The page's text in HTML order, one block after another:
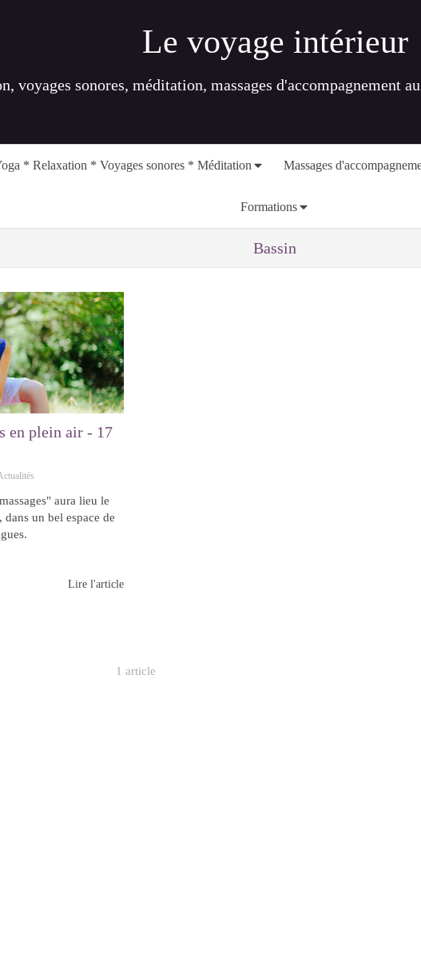
Le voyage intérieur
voyages sonores, méditation, massages d'accompagnement
* Relaxation * Voyages sonores * Méditation Massages
Formations
Bassin
en plein air - 17
aura lieu le
un bel espace de
Lire l'article
1 article